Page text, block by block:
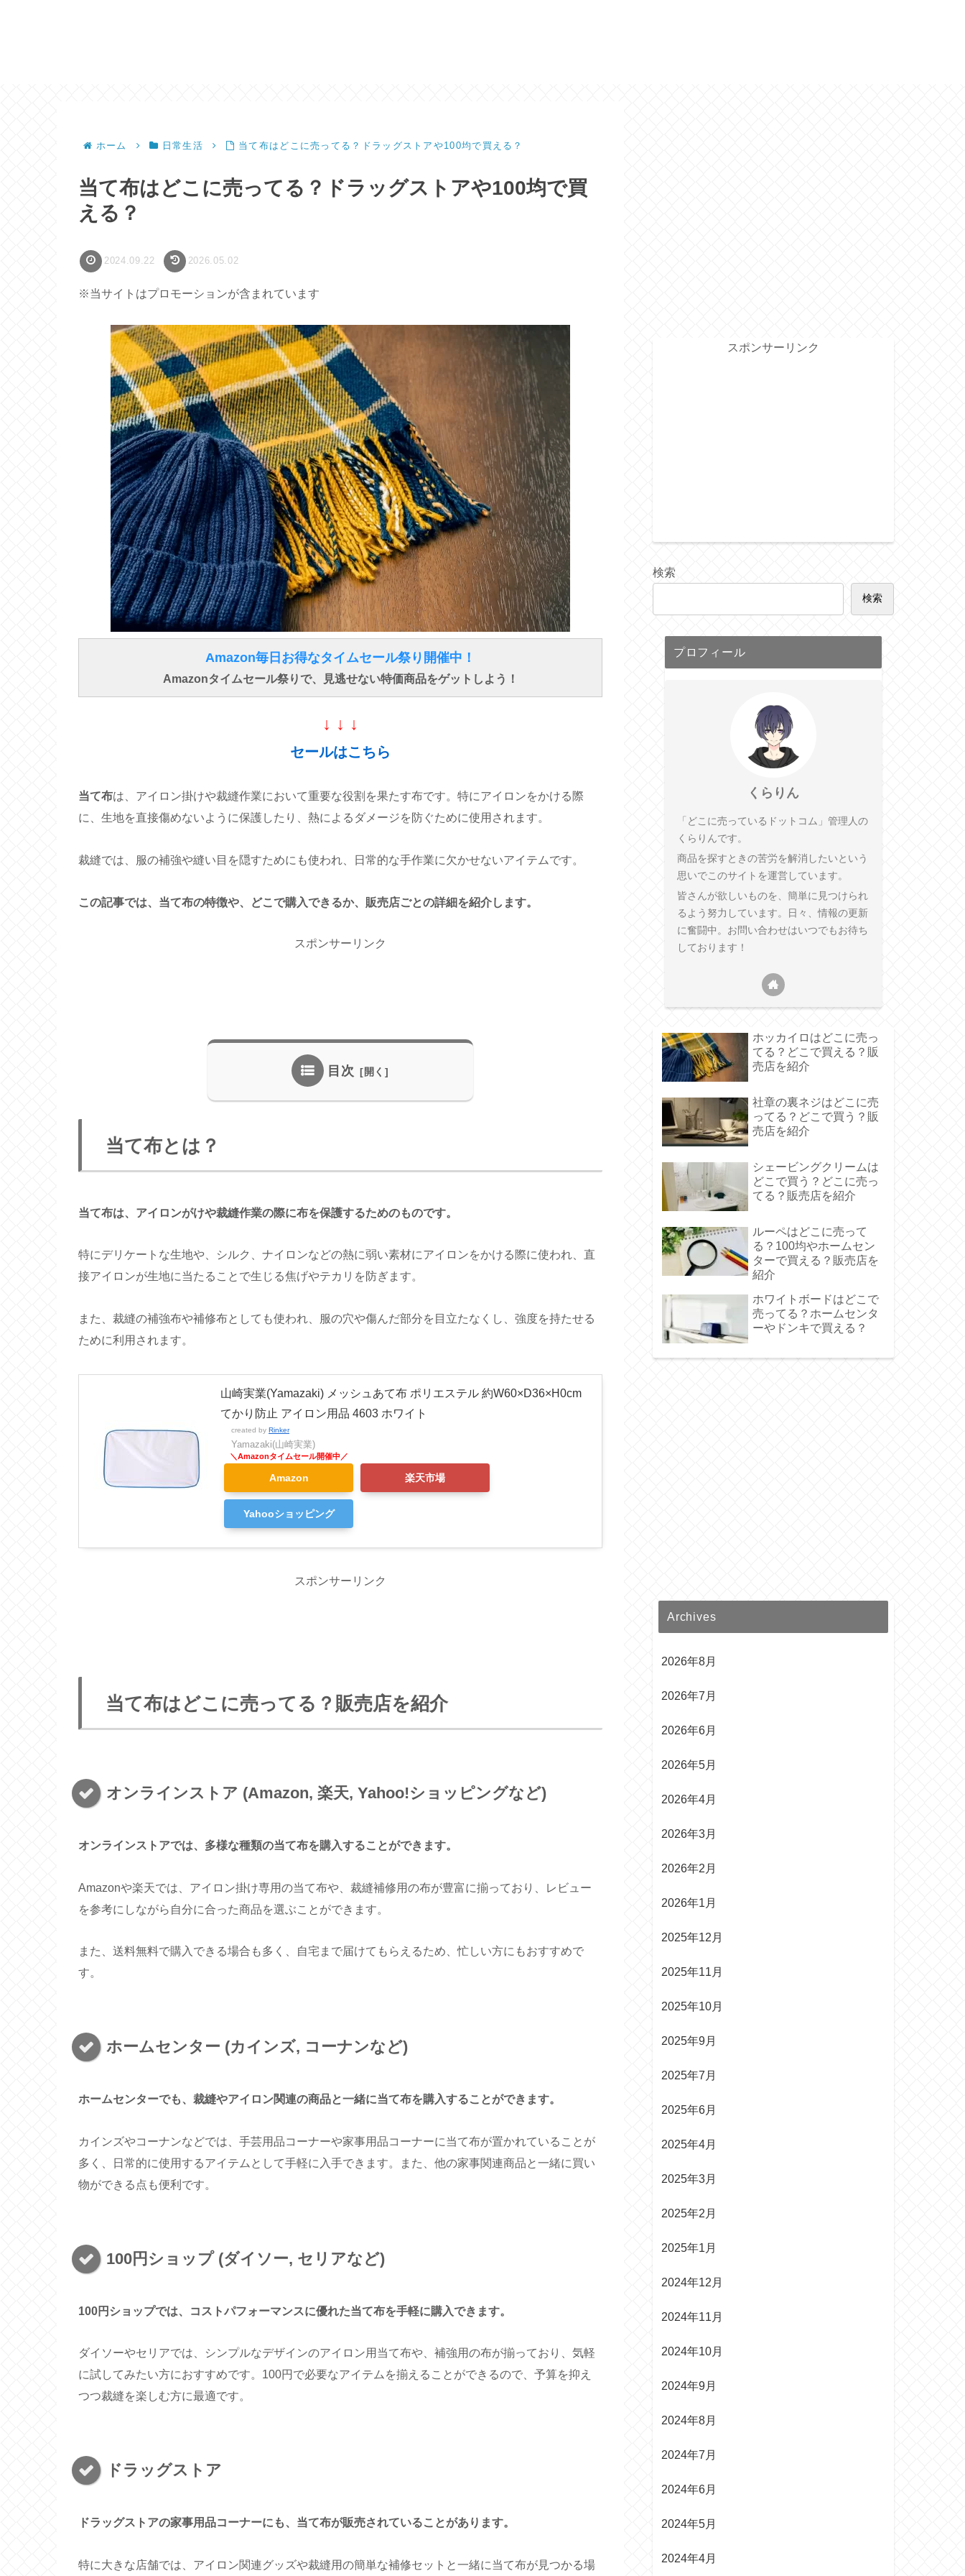
ホーム 日常生活 当て布はどこに売ってる？ドラッグストアや100均で買える？
当て布はどこに売ってる？ドラッグストアや100均で買
える？
2024.09.22 2026.05.02
※当サイトはプロモーションが含まれています
Amazon毎日お得なタイムセール祭り開催中！
Amazonタイムセール祭りで、見逃せない特価商品をゲットしよう！
↓ ↓ ↓
セールはこちら
当て布は、アイロン掛けや裁縫作業において重要な役割を果たす布です。特にアイロンをかける際
に、生地を直接傷めないように保護したり、熱によるダメージを防ぐために使用されます。
裁縫では、服の補強や縫い目を隠すためにも使われ、日常的な手作業に欠かせないアイテムです。
この記事では、当て布の特徴や、どこで購入できるか、販売店ごとの詳細を紹介します。
スポンサーリンク
目次
当て布とは？
当て布は、アイロンがけや裁縫作業の際に布を保護するためのものです。
特にデリケートな生地や、シルク、ナイロンなどの熱に弱い素材にアイロンをかける際に使われ、直
接アイロンが生地に当たることで生じる焦げやテカリを防ぎます。
また、裁縫の補強布や補修布としても使われ、服の穴や傷んだ部分を目立たなくし、強度を持たせる
ために利用されます。
山崎実業(Yamazaki) メッシュあて布 ポリエステル 約W60×D36×H0cm
てかり防止 アイロン用品 4603 ホワイト
created by Rinker
Yamazaki(山崎実業)
Amazon 楽天市場
Yahooショッピング
スポンサーリンク
当て布はどこに売ってる？販売店を紹介
オンラインストア (Amazon, 楽天, Yahoo!ショッピングなど)
オンラインストアでは、多様な種類の当て布を購入することができます。
Amazonや楽天では、アイロン掛け専用の当て布や、裁縫補修用の布が豊富に揃っており、レビュー
を参考にしながら自分に合った商品を選ぶことができます。
また、送料無料で購入できる場合も多く、自宅まで届けてもらえるため、忙しい方にもおすすめで
す。
ホームセンター (カインズ, コーナンなど)
ホームセンターでも、裁縫やアイロン関連の商品と一緒に当て布を購入することができます。
カインズやコーナンなどでは、手芸用品コーナーや家事用品コーナーに当て布が置かれていることが
多く、日常的に使用するアイテムとして手軽に入手できます。また、他の家事関連商品と一緒に買い
物ができる点も便利です。
100円ショップ (ダイソー, セリアなど)
100円ショップでは、コストパフォーマンスに優れた当て布を手軽に購入できます。
ダイソーやセリアでは、シンプルなデザインのアイロン用当て布や、補強用の布が揃っており、気軽
に試してみたい方におすすめです。100円で必要なアイテムを揃えることができるので、予算を抑え
つつ裁縫を楽しむ方に最適です。
ドラッグストア
ドラッグストアの家事用品コーナーにも、当て布が販売されていることがあります。
特に大きな店舗では、アイロン関連グッズや裁縫用の簡単な補修セットと一緒に当て布が見つかる場
スポンサーリンク
検索
検索
プロフィール
くらりん
「どこに売っているドットコム」管理人の
くらりんです。
商品を探すときの苦労を解消したいという
思いでこのサイトを運営しています。
皆さんが欲しいものを、簡単に見つけられ
るよう努力しています。日々、情報の更新
に奮闘中。お問い合わせはいつでもお待ち
しております！
ホッカイロはどこに売っ
てる？どこで買える？販
売店を紹介
社章の裏ネジはどこに売
ってる？どこで買う？販
売店を紹介
シェービングクリームは
どこで買う？どこに売っ
てる？販売店を紹介
ルーペはどこに売って
る？100均やホームセン
ターで買える？販売店を
紹介
ホワイトボードはどこで
売ってる？ホームセンタ
ーやドンキで買える？
Archives
2026年8月
2026年7月
2026年6月
2026年5月
2026年4月
2026年3月
2026年2月
2026年1月
2025年12月
2025年11月
2025年10月
2025年9月
2025年7月
2025年6月
2025年4月
2025年3月
2025年2月
2025年1月
2024年12月
2024年11月
2024年10月
2024年9月
2024年8月
2024年7月
2024年6月
2024年5月
2024年4月